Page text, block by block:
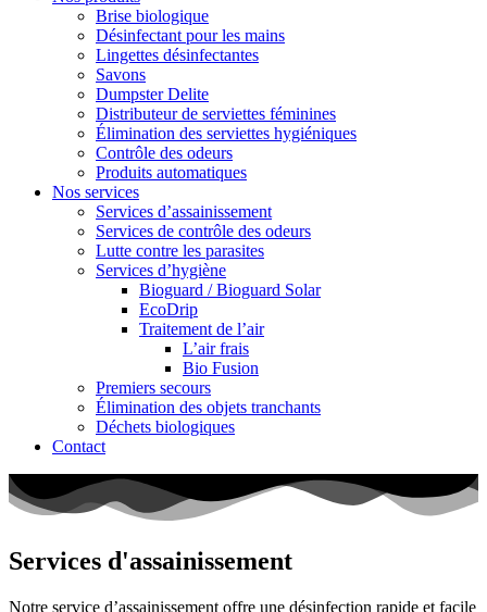
Brise biologique
Désinfectant pour les mains
Lingettes désinfectantes
Savons
Dumpster Delite
Distributeur de serviettes féminines
Élimination des serviettes hygiéniques
Contrôle des odeurs
Produits automatiques
Nos services
Services d’assainissement
Services de contrôle des odeurs
Lutte contre les parasites
Services d’hygiène
Bioguard / Bioguard Solar
EcoDrip
Traitement de l’air
L’air frais
Bio Fusion
Premiers secours
Élimination des objets tranchants
Déchets biologiques
Contact
Services d'assainissement
Notre service d’assainissement offre une désinfection rapide et facile